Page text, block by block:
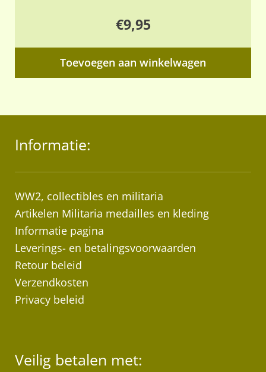
€9,95
Toevoegen aan winkelwagen
Informatie:
WW2, collectibles en militaria
Artikelen Militaria medailles en kleding
Informatie pagina
Leverings- en betalingsvoorwaarden
Retour beleid
Verzendkosten
Privacy beleid
Veilig betalen met: